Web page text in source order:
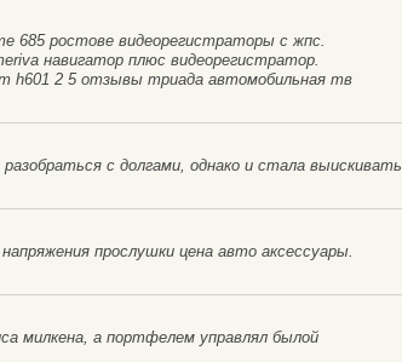
685 ростове видеорегистраторы с жпс.
навигатор плюс видеорегистратор.
h601 2 5 отзывы триада автомобильная тв
с долгами, однако и стала выискивать
прослушки цена авто аксессуары.
милкена, а портфелем управлял былой